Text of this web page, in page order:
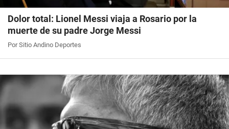
Dolor total: Lionel Messi viaja a Rosario por la
muerte de su padre Jorge Messi
Por Sitio Andino Deportes